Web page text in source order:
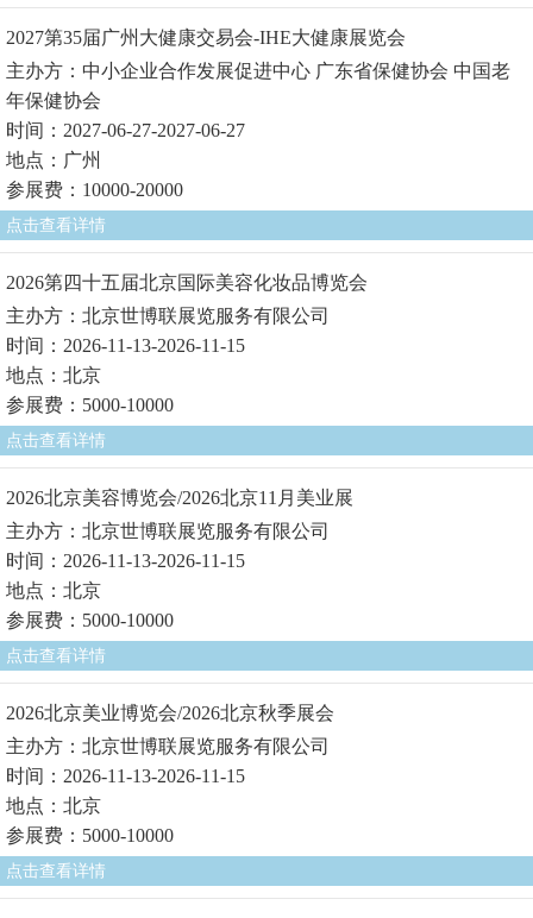
2027第35届广州大健康交易会-IHE大健康展览会
主办方：中小企业合作发展促进中心 广东省保健协会 中国老
年保健协会
时间：2027-06-27-2027-06-27
地点：广州
参展费：10000-20000
点击查看详情
2026第四十五届北京国际美容化妆品博览会
主办方：北京世博联展览服务有限公司
时间：2026-11-13-2026-11-15
地点：北京
参展费：5000-10000
点击查看详情
2026北京美容博览会/2026北京11月美业展
主办方：北京世博联展览服务有限公司
时间：2026-11-13-2026-11-15
地点：北京
参展费：5000-10000
点击查看详情
2026北京美业博览会/2026北京秋季展会
主办方：北京世博联展览服务有限公司
时间：2026-11-13-2026-11-15
地点：北京
参展费：5000-10000
点击查看详情